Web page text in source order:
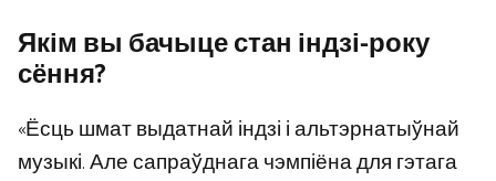
Якім вы бачыце стан індзі-року
сёння?
«Ёсць шмат выдатнай індзі і альтэрнатыўнай
музыкі. Але сапраўднага чэмпіёна для гэтага